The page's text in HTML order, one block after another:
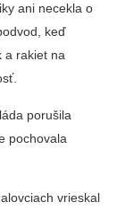
ani necekla o
keď
a rakiet na
porušila
pochovala
vrieskal